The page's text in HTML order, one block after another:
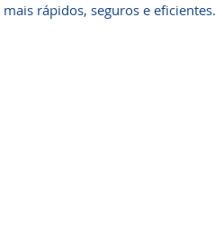
rápidos, seguros e eficientes.